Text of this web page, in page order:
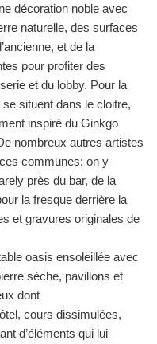
décoration noble avec
naturelle, des surfaces
et de la
pour profiter des
et du lobby. Pour la
situent dans le cloitre,
inspiré du Ginkgo
nombreux autres artistes
communes: on y
près du bar, de la
la fresque derrière la
et gravures originales de
oasis ensoleillée avec
sèche, pavillons et
dont
cours dissimulées,
d’éléments qui lui